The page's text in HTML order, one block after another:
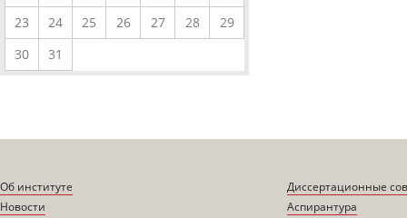
23
24 25 26 27 28
29
30
31
Об институте
Новости
Диссертационные
Аспирантура